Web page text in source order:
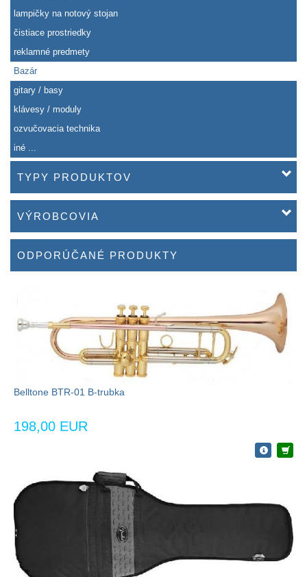
lampičky na notový stojan
čistiace prostriedky
reklamné predmety
Bazár
gitary / basy
klávesy / moduly
ozvučovacia technika
iné ...
TYPY PRODUKTOV
VÝROBCOVIA
ODPORÚČANÉ PRODUKTY
Belltone BTR-01 B-trubka
198,00 EUR